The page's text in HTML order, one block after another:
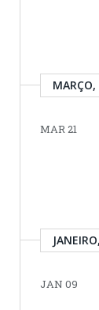
MAR 21
JAN 09